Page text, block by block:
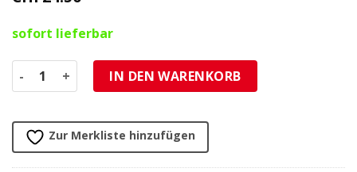
sofort lieferbar
Pneu Fortune F874 2.25 - 17 2PR Menge
IN DEN WARENKORB
Zur Merkliste hinzufügen